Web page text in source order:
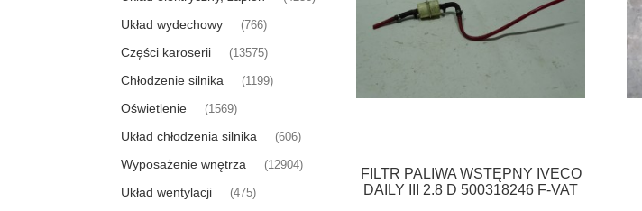
Układ wydechowy (766)
Części karoserii (13575)
Chłodzenie silnika (1199)
Oświetlenie (1569)
Układ chłodzenia silnika (606)
Wyposażenie wnętrza (12904)
Układ wentylacji (475)
FILTR PALIWA WSTĘPNY IVECO
DAILY III 2.8 D 500318246 F-VAT